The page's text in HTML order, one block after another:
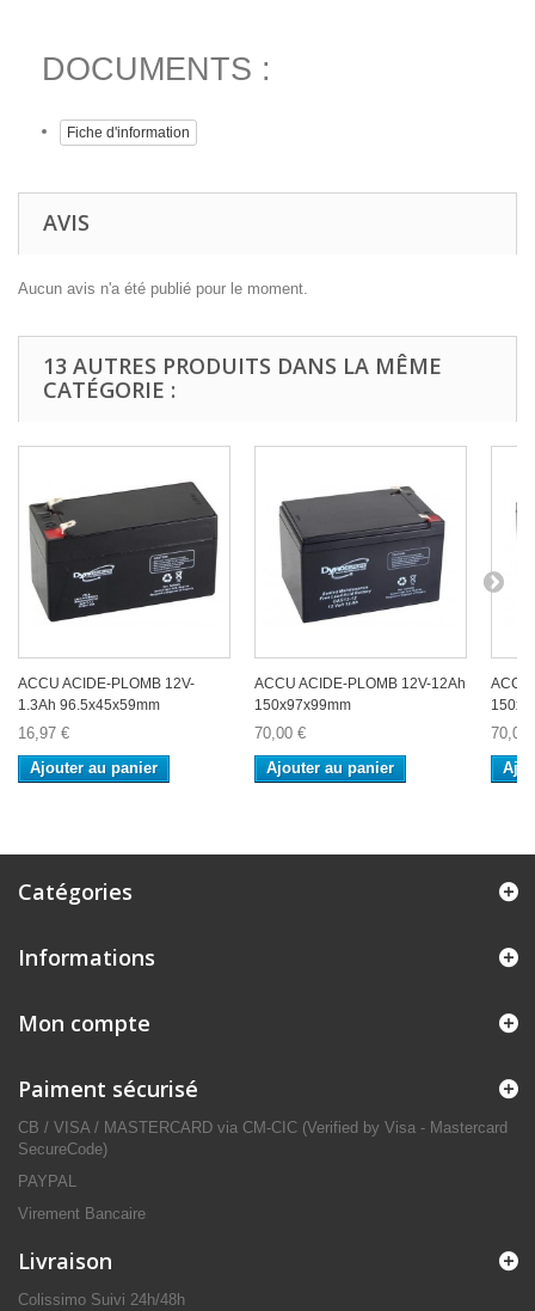
DOCUMENTS :
Fiche d'information
AVIS
Aucun avis n'a été publié pour le moment.
13 AUTRES PRODUITS DANS LA MÊME
CATÉGORIE :
ACCU ACIDE-PLOMB 12V-
1.3Ah 96.5x45x59mm
16,97 €
Ajouter au panier
ACCU ACIDE-PLOMB 12V-12Ah
150x97x99mm
70,00 €
Ajouter au panier
ACCU
70,00
Catégories
Informations
Mon compte
Paiment sécurisé
CB / VISA / MASTERCARD via CM-CIC (Verified by Visa - Mastercard
SecureCode)
PAYPAL
Virement Bancaire
Livraison
Colissimo Suivi 24h/48h